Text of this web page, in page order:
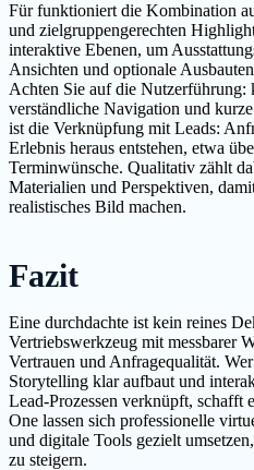
Für funktioniert die Kombination
und zielgruppengerechten
interaktive Ebenen, um
Ansichten und optionale
Achten Sie auf die Nutzerführung:
verständliche Navigation und
ist die Verknüpfung mit Leads:
Erlebnis heraus entstehen, etwa
Terminwünsche. Qualitativ zählt
Materialien und Perspektiven,
realistisches Bild machen.
Fazit
Eine durchdachte ist kein reines
Vertriebswerkzeug mit messbarer
Vertrauen und Anfragequalität.
Storytelling klar aufbaut und
Lead-Prozessen verknüpft, schafft
One lassen sich professionelle
und digitale Tools gezielt
zu steigern.